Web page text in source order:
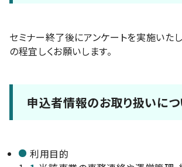
セミナー終了後にアンケートを実施いた
の程宜しくお願いします。
申込者情報のお取り扱いにつ
利用目的